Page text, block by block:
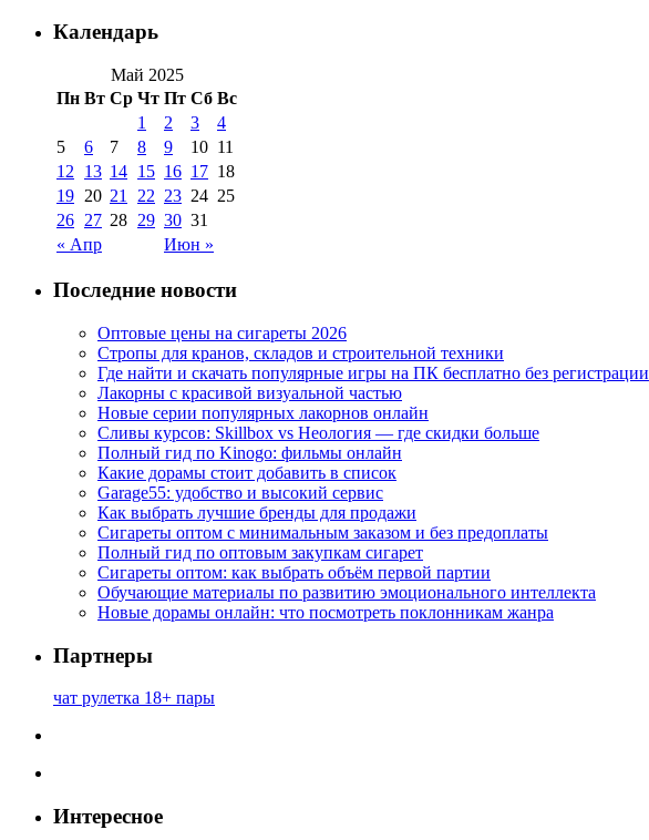
Календарь
Май 2025
Пн Вт Ср Чт Пт Сб Вс
« Апр Июн »
1 2 3
4
5
6 7 8 9 10 11
12
13 14 15 16 17 18
19 20 21 22 23 24 25
26 27 28 29 30 31
Последние новости
Оптовые цены на сигареты 2026
Стропы для кранов, складов и строительной техники
Где найти и скачать популярные игры на ПК бесплатно без регистрации
Лакорны с красивой визуальной частью
Новые серии популярных лакорнов онлайн
Сливы курсов: Skillbox vs Неология — где скидки больше
Полный гид по Kinogo: фильмы онлайн
Какие дорамы стоит добавить в список
Garage55: удобство и высокий сервис
Как выбрать лучшие бренды для продажи
Сигареты оптом с минимальным заказом и без предоплаты
Полный гид по оптовым закупкам сигарет
Сигареты оптом: как выбрать объём первой партии
Обучающие материалы по развитию эмоционального интеллекта
Новые дорамы онлайн: что посмотреть поклонникам жанра
Партнеры
чат рулетка 18+ пары
Интересное